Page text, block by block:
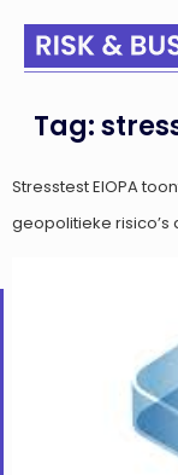
Tag:
Stresstest EIOPA
geopolitieke